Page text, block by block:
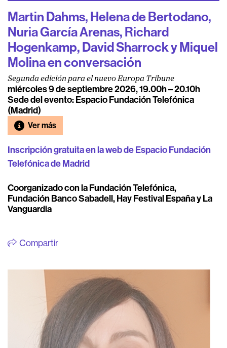
Martin Dahms, Helena de Bertodano,
Nuria García Arenas, Richard
Hogenkamp, David Sharrock y Miquel
Molina en conversación
Segunda edición para el nuevo Europa Tribune
miércoles 9 de septiembre 2026, 19.00h – 20.10h
Sede del evento: Espacio Fundación Telefónica
(Madrid)
Ver más
Inscripción gratuita en la web de Espacio Fundación
Telefónica de Madrid
Coorganizado con la Fundación Telefónica,
Fundación Banco Sabadell, Hay Festival España y La
Vanguardia
Compartir